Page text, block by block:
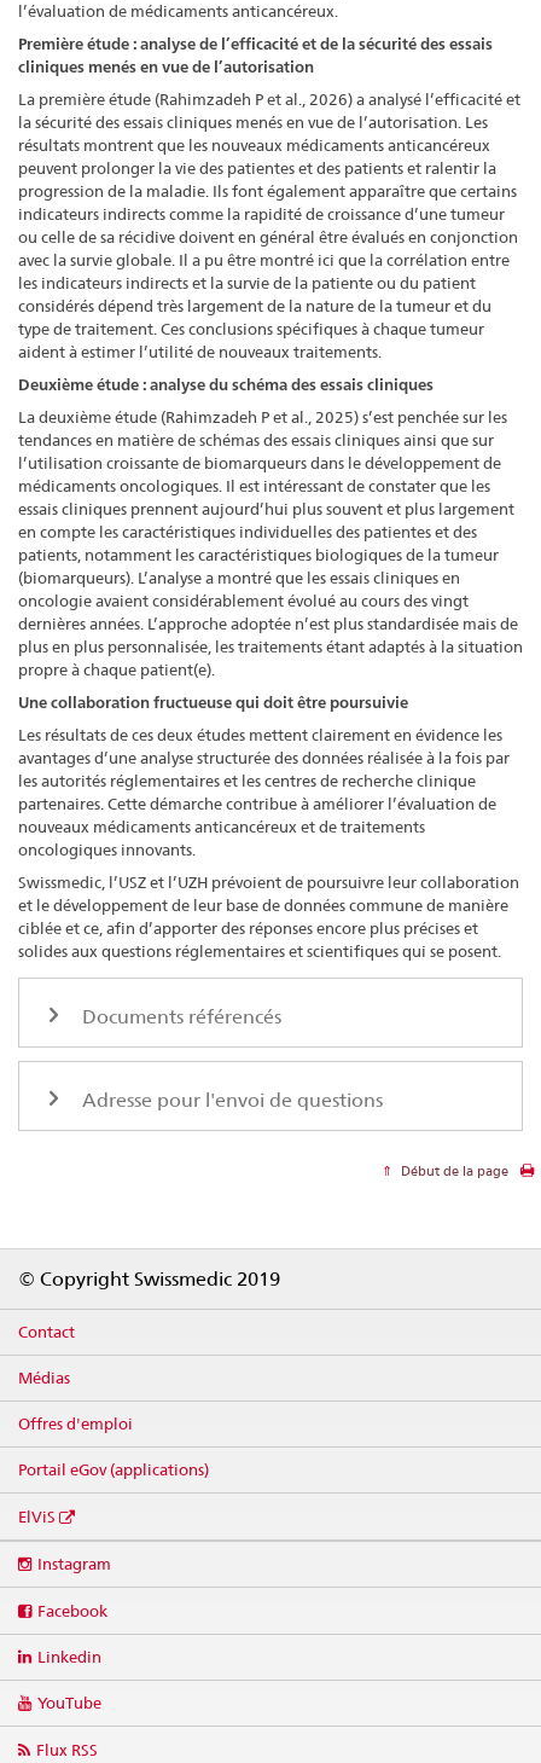
l’évaluation de médicaments anticancéreux.
Première étude : analyse de l’efficacité et de la sécurité des essais
cliniques menés en vue de l’autorisation
La première étude (Rahimzadeh P et al., 2026) a analysé l’efficacité et
la sécurité des essais cliniques menés en vue de l’autorisation. Les
résultats montrent que les nouveaux médicaments anticancéreux
peuvent prolonger la vie des patientes et des patients et ralentir la
progression de la maladie. Ils font également apparaître que certains
indicateurs indirects comme la rapidité de croissance d’une tumeur
ou celle de sa récidive doivent en général être évalués en conjonction
avec la survie globale. Il a pu être montré ici que la corrélation entre
les indicateurs indirects et la survie de la patiente ou du patient
considérés dépend très largement de la nature de la tumeur et du
type de traitement. Ces conclusions spécifiques à chaque tumeur
aident à estimer l’utilité de nouveaux traitements.
Deuxième étude : analyse du schéma des essais cliniques
La deuxième étude (Rahimzadeh P et al., 2025) s’est penchée sur les
tendances en matière de schémas des essais cliniques ainsi que sur
l’utilisation croissante de biomarqueurs dans le développement de
médicaments oncologiques. Il est intéressant de constater que les
essais cliniques prennent aujourd’hui plus souvent et plus largement
en compte les caractéristiques individuelles des patientes et des
patients, notamment les caractéristiques biologiques de la tumeur
(biomarqueurs). L’analyse a montré que les essais cliniques en
oncologie avaient considérablement évolué au cours des vingt
dernières années. L’approche adoptée n’est plus standardisée mais de
plus en plus personnalisée, les traitements étant adaptés à la situation
propre à chaque patient(e).
Une collaboration fructueuse qui doit être poursuivie
Les résultats de ces deux études mettent clairement en évidence les
avantages d’une analyse structurée des données réalisée à la fois par
les autorités réglementaires et les centres de recherche clinique
partenaires. Cette démarche contribue à améliorer l’évaluation de
nouveaux médicaments anticancéreux et de traitements
oncologiques innovants.
Swissmedic, l’USZ et l’UZH prévoient de poursuivre leur collaboration
et le développement de leur base de données commune de manière
ciblée et ce, afin d’apporter des réponses encore plus précises et
solides aux questions réglementaires et scientifiques qui se posent.
Documents référencés
Adresse pour l'envoi de questions
Début de la page
© Copyright Swissmedic 2019
Contact
Médias
Offres d'emploi
Portail eGov (applications)
ElViS
media
Instagram
Facebook
Linkedin
YouTube
Flux RSS